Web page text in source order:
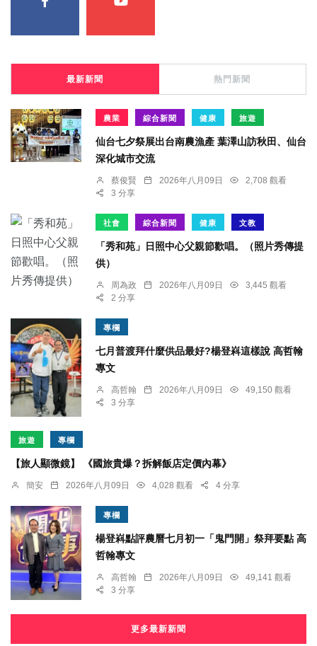
最新新聞 熱門新聞
農業 綜合新聞 健康 旅遊
仙台七夕祭展出台南農漁產 葉澤山訪秋田、仙台
深化城市交流
蔡俊賢 2026年八月09日
2,708 觀看
3 分享
社會 綜合新聞 健康 文教
「秀和苑」日照中心父親節歡唱。（照片秀傳提
供）
周為政 2026年八月09日
3,445 觀看
2 分享
專欄
七月普渡拜什麼供品最好?楊登嵙這樣說 高哲翰
專文
高哲翰 2026年八月09日
49,150 觀看
3 分享
旅遊 專欄
【旅人顯微鏡】 《國旅貴爆？拆解飯店定價內幕》
簡安 2026年八月09日 4,028 觀看 4 分享
專欄
楊登嵙點評農曆七月初一「鬼門開」祭拜要點 高
哲翰專文
高哲翰 2026年八月09日
49,141 觀看
3 分享
更多最新新聞